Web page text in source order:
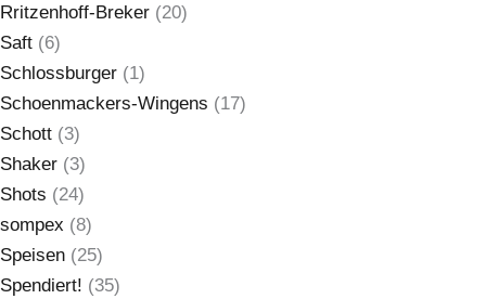
Rritzenhoff-Breker (20)
Saft (6)
Schlossburger (1)
Schoenmackers-Wingens (17)
Schott (3)
Shaker (3)
Shots (24)
sompex (8)
Speisen (25)
Spendiert! (35)